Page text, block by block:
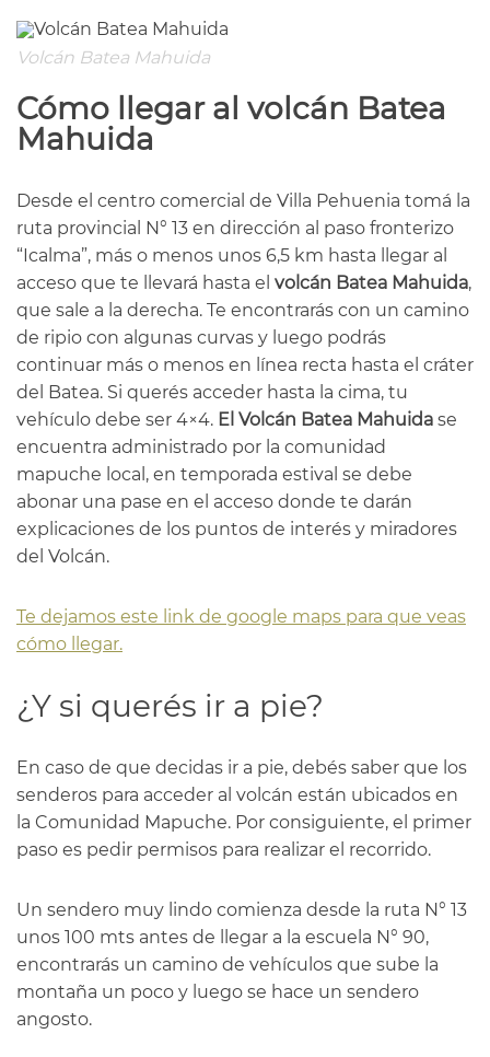
Volcán Batea Mahuida
Cómo llegar al volcán Batea
Mahuida
Desde el centro comercial de Villa Pehuenia tomá la
ruta provincial N° 13 en dirección al paso fronterizo
“Icalma”, más o menos unos 6,5 km hasta llegar al
acceso que te llevará hasta el volcán Batea Mahuida,
que sale a la derecha. Te encontrarás con un camino
de ripio con algunas curvas y luego podrás
continuar más o menos en línea recta hasta el cráter
del Batea. Si querés acceder hasta la cima, tu
vehículo debe ser 4×4. El Volcán Batea Mahuida se
encuentra administrado por la comunidad
mapuche local, en temporada estival se debe
abonar una pase en el acceso donde te darán
explicaciones de los puntos de interés y miradores
del Volcán.
Te dejamos este link de google maps para que veas
cómo llegar.
¿Y si querés ir a pie?
En caso de que decidas ir a pie, debés saber que los
senderos para acceder al volcán están ubicados en
la Comunidad Mapuche. Por consiguiente, el primer
paso es pedir permisos para realizar el recorrido.
Un sendero muy lindo comienza desde la ruta N° 13
unos 100 mts antes de llegar a la escuela N° 90,
encontrarás un camino de vehículos que sube la
montaña un poco y luego se hace un sendero
angosto.